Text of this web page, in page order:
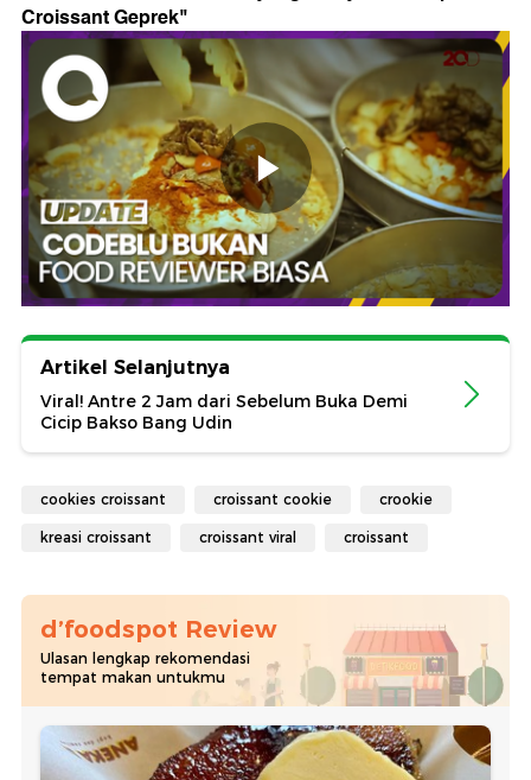
Croissant Geprek"
Artikel Selanjutnya
Viral! Antre 2 Jam dari Sebelum Buka Demi
Cicip Bakso Bang Udin
cookies croissant croissant cookie crookie
kreasi croissant croissant viral croissant
d’foodspot Review
Ulasan lengkap rekomendasi
tempat makan untukmu